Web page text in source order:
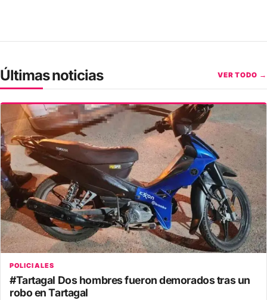
Últimas noticias VER TODO →
POLICIALES
#Tartagal Dos hombres fueron demorados tras un
robo en Tartagal